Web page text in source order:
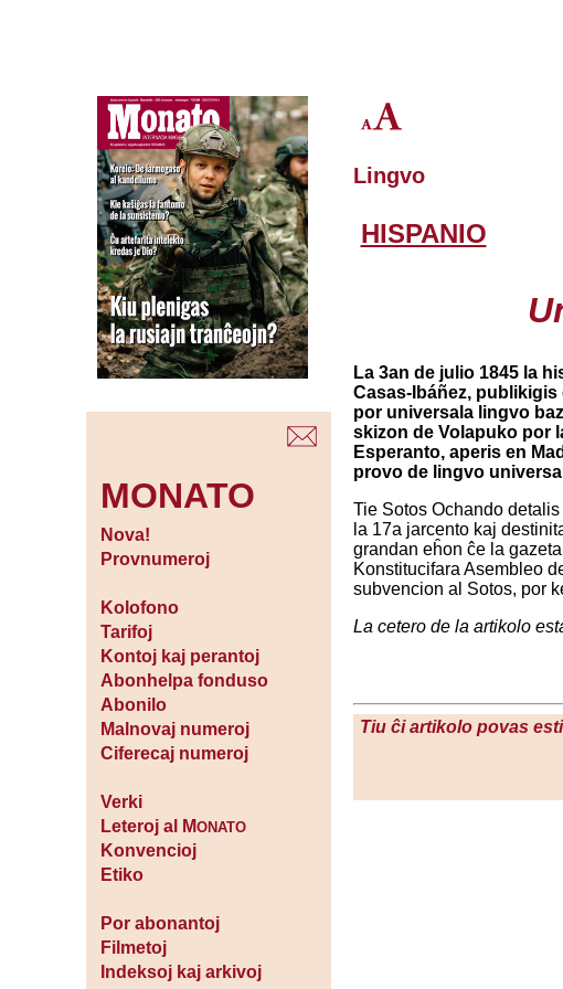
MONATO
Nova!
Provnumeroj
Kolofono
Tarifoj
Kontoj kaj perantoj
Abonhelpa fonduso
Abonilo
Malnovaj numeroj
Ciferecaj numeroj
Verki
Leteroj al MONATO
Konvencioj
Etiko
Por abonantoj
Filmetoj
Indeksoj kaj arkivoj
Lingvo
HISPANIO
La 3an de julio 1845 la
Casas-Ibáñez,
por universala lingvo
skizon de Volapuko por
Esperanto, aperis en
provo de lingvo
Tie Sotos Ochando
la 17a jarcento kaj
grandan eĥon ĉe la
Konstitucifara Asembleo
subvencion al Sotos, por
La cetero de la artikolo
Tiu ĉi artikolo povas